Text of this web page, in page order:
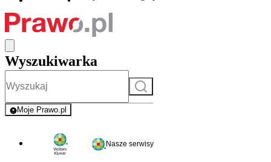
Wyszukiwarka
Szukaj
Moje Prawo.pl
- rejestracja i logowanie do serwisu
Nasze serwisy